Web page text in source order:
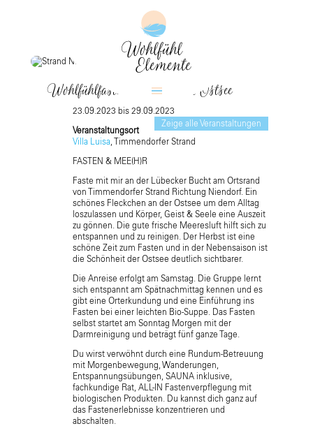
Wohlfühlfastenwoche an der Ostsee
23.09.2023 bis 29.09.2023
Zeige alle Veranstaltungen
Veranstaltungsort
Villa Luisa , Timmendorfer Strand
FASTEN & MEE(H)R
Faste mit mir an der Lübecker Bucht am Ortsrand
von Timmendorfer Strand Richtung Niendorf. Ein
schönes Fleckchen an der Ostsee um dem Alltag
loszulassen und Körper, Geist & Seele eine Auszeit
zu gönnen. Die gute frische Meeresluft hilft sich zu
entspannen und zu reinigen. Der Herbst ist eine
schöne Zeit zum Fasten und in der Nebensaison ist
die Schönheit der Ostsee deutlich sichtbarer.
Die Anreise erfolgt am Samstag. Die Gruppe lernt
sich entspannt am Spätnachmittag kennen und es
gibt eine Orterkundung und eine Einführung ins
Fasten bei einer leichten Bio-Suppe. Das Fasten
selbst startet am Sonntag Morgen mit der
Darmreinigung und beträgt fünf ganze Tage.
Du wirst verwöhnt durch eine Rundum-Betreuung
mit Morgenbewegung, Wanderungen,
Entspannungsübungen, SAUNA inklusive,
fachkundige Rat, ALL-IN Fastenverpflegung mit
biologischen Produkten. Du kannst dich ganz auf
das Fastenerlebnisse konzentrieren und
abschalten.